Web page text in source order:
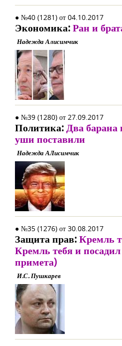
● №40 (1281) от 04.10.2017
Экономика:Ран и
Надежда Алисимчик
● №39 (1280) от 27.09.2017
Политика:Два барана
уши поставили
Надежда АЛисимчик
● №35 (1276) от 30.08.2017
Защита прав:Кремль
Кремль тебя и
примета)
И.С. Пушкарев